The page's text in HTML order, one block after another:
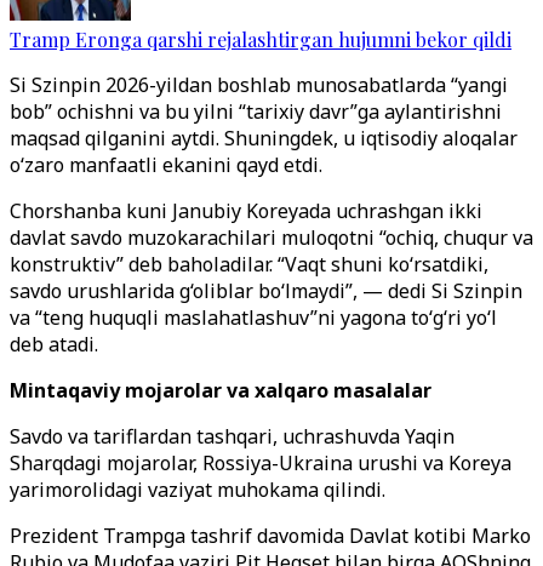
Tramp Eronga qarshi rejalashtirgan hujumni bekor qildi
Si Szinpin 2026-yildan boshlab munosabatlarda “yangi
bob” ochishni va bu yilni “tarixiy davr”ga aylantirishni
maqsad qilganini aytdi. Shuningdek, u iqtisodiy aloqalar
o‘zaro manfaatli ekanini qayd etdi.
Chorshanba kuni Janubiy Koreyada uchrashgan ikki
davlat savdo muzokarachilari muloqotni “ochiq, chuqur va
konstruktiv” deb baholadilar. “Vaqt shuni ko‘rsatdiki,
savdo urushlarida g‘oliblar bo‘lmaydi”, — dedi Si Szinpin
va “teng huquqli maslahatlashuv”ni yagona to‘g‘ri yo‘l
deb atadi.
Mintaqaviy mojarolar va xalqaro masalalar
Savdo va tariflardan tashqari, uchrashuvda Yaqin
Sharqdagi mojarolar, Rossiya-Ukraina urushi va Koreya
yarimorolidagi vaziyat muhokama qilindi.
Prezident Trampga tashrif davomida Davlat kotibi Marko